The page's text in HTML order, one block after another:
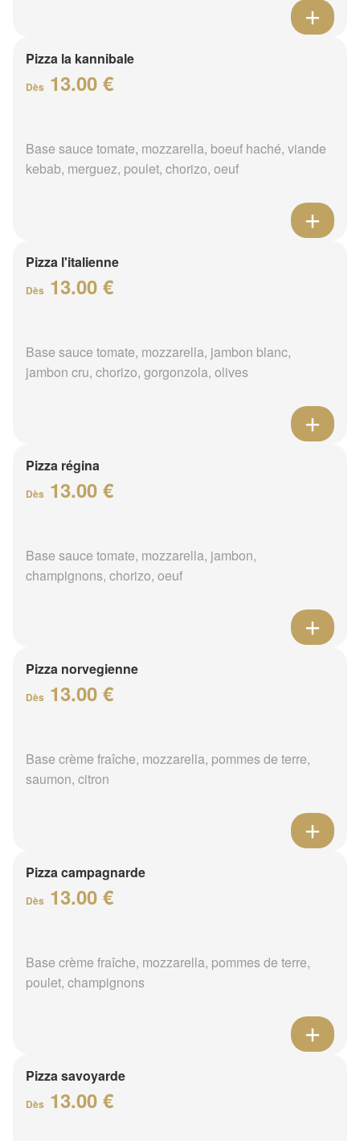
Pizza la kannibale
Dès 13.00 €
Base sauce tomate, mozzarella, boeuf haché, viande
kebab, merguez, poulet, chorizo, oeuf
Pizza l'italienne
Dès 13.00 €
Base sauce tomate, mozzarella, jambon blanc,
jambon cru, chorizo, gorgonzola, olives
Pizza régina
Dès 13.00 €
Base sauce tomate, mozzarella, jambon,
champignons, chorizo, oeuf
Pizza norvegienne
Dès 13.00 €
Base crème fraîche, mozzarella, pommes de terre,
saumon, citron
Pizza campagnarde
Dès 13.00 €
Base crème fraîche, mozzarella, pommes de terre,
poulet, champignons
Pizza savoyarde
Dès 13.00 €